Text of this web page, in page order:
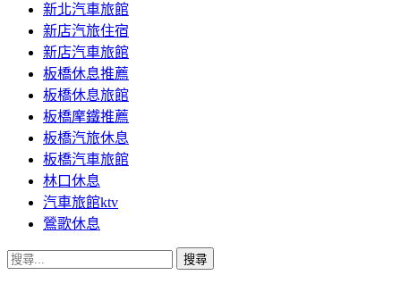
新北汽車旅館
新店汽旅住宿
新店汽車旅館
板橋休息推薦
板橋休息旅館
板橋摩鐵推薦
板橋汽旅休息
板橋汽車旅館
林口休息
汽車旅館ktv
鶯歌休息
搜